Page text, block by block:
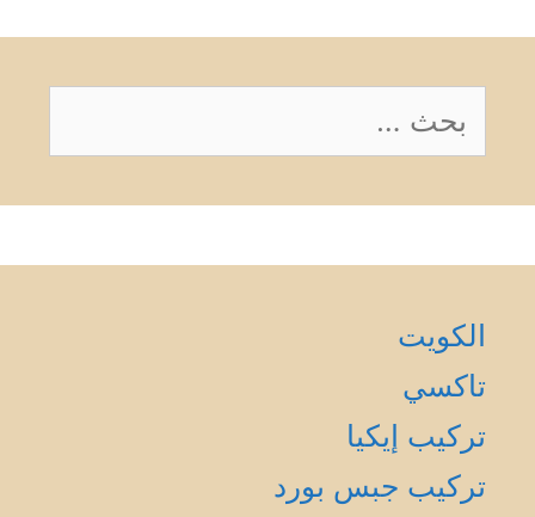
البحث
عن:
الكويت
تاكسي
تركيب إيكيا
تركيب جبس بورد